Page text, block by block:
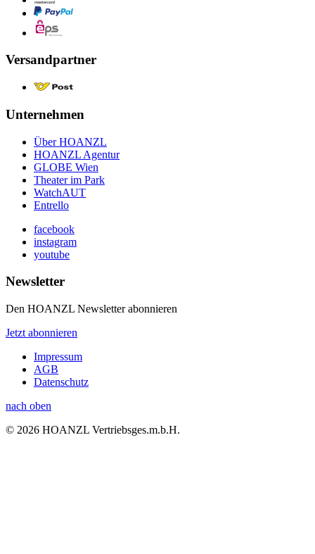
Versandpartner
Unternehmen
Über HOANZL
HOANZL Agentur
GLOBE Wien
Theater im Park
WatchAUT
Entrello
facebook
instagram
youtube
Newsletter
Den HOANZL Newsletter abonnieren
Jetzt abonnieren
Impressum
AGB
Datenschutz
nach oben
© 2026 HOANZL Vertriebsges.m.b.H.